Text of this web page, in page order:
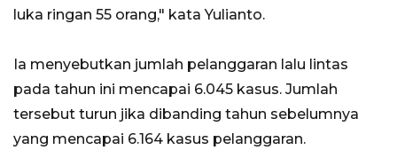
luka ringan 55 orang," kata Yulianto.
Ia menyebutkan jumlah pelanggaran lalu lintas
pada tahun ini mencapai 6.045 kasus. Jumlah
tersebut turun jika dibanding tahun sebelumnya
yang mencapai 6.164 kasus pelanggaran.